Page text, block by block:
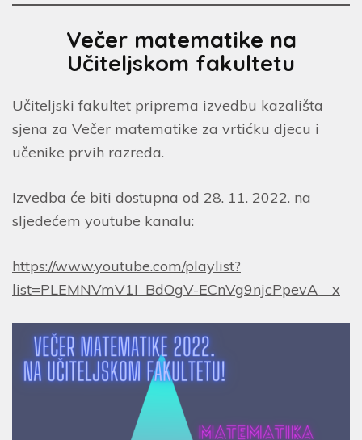
Večer matematike na
Učiteljskom fakultetu
Učiteljski fakultet priprema izvedbu kazališta
sjena za Večer matematike za vrtićku djecu i
učenike prvih razreda.
Izvedba će biti dostupna od 28. 11. 2022. na
sljedećem youtube kanalu:
https://www.youtube.com/playlist?
list=PLEMNVmV1I_BdOgV-ECnVg9njcPpevA__x